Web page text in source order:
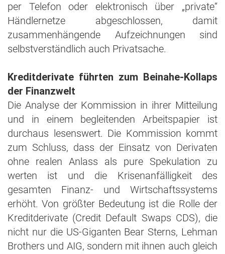
per Telefon oder elektronisch über „private“
Händlernetze abgeschlossen, damit
zusammenhängende Aufzeichnungen sind
selbstverständlich auch Privatsache.
Kreditderivate führten zum Beinahe-Kollaps
der Finanzwelt
Die Analyse der Kommission in ihrer Mitteilung
und in einem begleitenden Arbeitspapier ist
durchaus lesenswert. Die Kommission kommt
zum Schluss, dass der Einsatz von Derivaten
ohne realen Anlass als pure Spekulation zu
werten ist und die Krisenanfälligkeit des
gesamten Finanz- und Wirtschaftssystems
erhöht. Von größter Bedeutung ist die Rolle der
Kreditderivate (Credit Default Swaps CDS), die
nicht nur die US-Giganten Bear Sterns, Lehman
Brothers und AIG, sondern mit ihnen auch gleich